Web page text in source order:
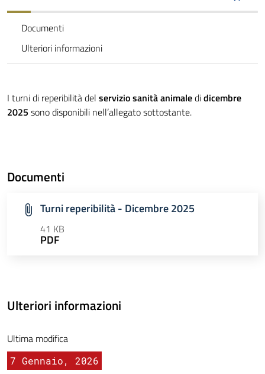
Documenti
Ulteriori informazioni
I turni di reperibilità del servizio sanità animaledidicembre
2025 sono disponibili nell’allegato sottostante.
Documenti
Turni reperibilità - Dicembre 2025
41 KB
PDF
Ulteriori informazioni
Ultima modifica
7 Gennaio, 2026